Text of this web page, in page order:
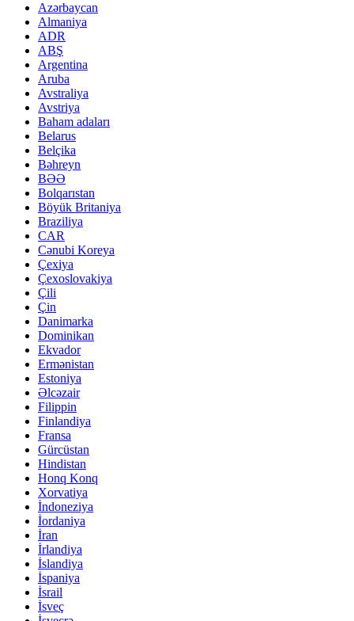
Azərbaycan
Almaniya
ADR
ABŞ
Argentina
Aruba
Avstraliya
Avstriya
Baham adaları
Belarus
Belçika
Bəhreyn
BƏƏ
Bolqarıstan
Böyük Britaniya
Braziliya
CAR
Cənubi Koreya
Çexiya
Çexoslovakiya
Çili
Çin
Danimarka
Dominikan
Ekvador
Ermənistan
Estoniya
Əlcəzair
Filippin
Finlandiya
Fransa
Gürcüstan
Hindistan
Honq Konq
Xorvatiya
İndoneziya
İordaniya
İran
İrlandiya
İslandiya
İspaniya
İsrail
İsveç